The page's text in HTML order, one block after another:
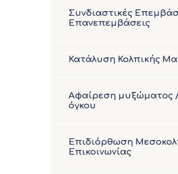
Συνδιαστικές
Επανεπεμβάσεις
Κατάλυση Κολπικής
Αφαίρεση μυξώματος
όγκου
Επιδιόρθωση
Επικοινωνίας